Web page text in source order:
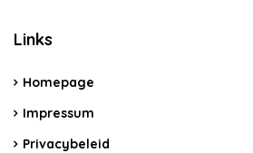
Links
Homepage
Impressum
Privacybeleid